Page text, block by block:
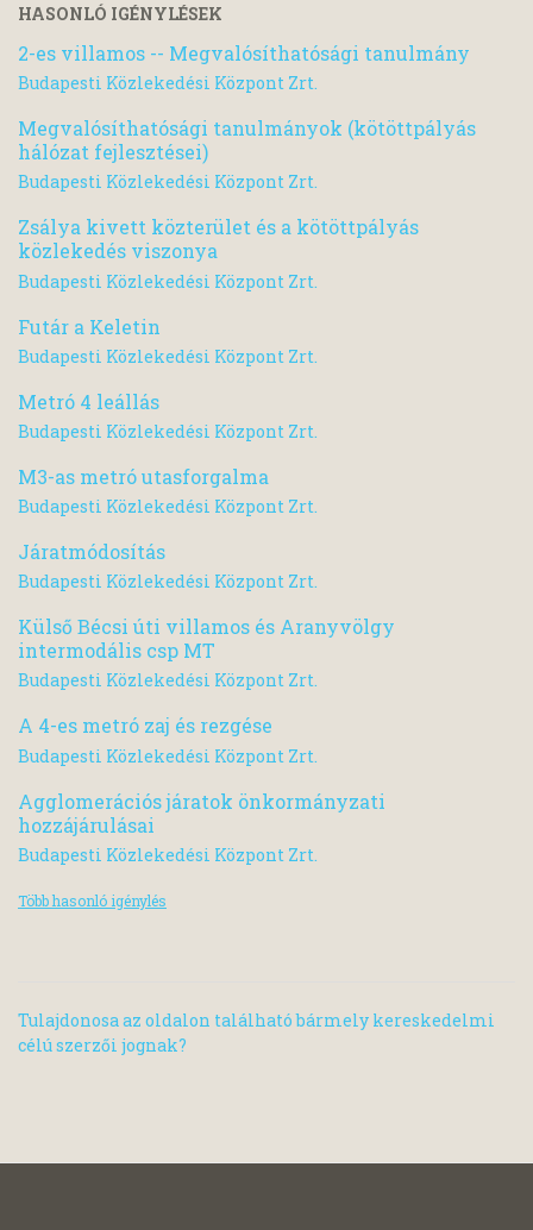
HASONLÓ IGÉNYLÉSEK
2-es villamos -- Megvalósíthatósági tanulmány
Budapesti Közlekedési Központ Zrt.
Megvalósíthatósági tanulmányok (kötöttpályás
hálózat fejlesztései)
Budapesti Közlekedési Központ Zrt.
Zsálya kivett közterület és a kötöttpályás
közlekedés viszonya
Budapesti Közlekedési Központ Zrt.
Futár a Keletin
Budapesti Közlekedési Központ Zrt.
Metró 4 leállás
Budapesti Közlekedési Központ Zrt.
M3-as metró utasforgalma
Budapesti Közlekedési Központ Zrt.
Járatmódosítás
Budapesti Közlekedési Központ Zrt.
Külső Bécsi úti villamos és Aranyvölgy
intermodális csp MT
Budapesti Közlekedési Központ Zrt.
A 4-es metró zaj és rezgése
Budapesti Közlekedési Központ Zrt.
Agglomerációs járatok önkormányzati
hozzájárulásai
Budapesti Közlekedési Központ Zrt.
Több hasonló igénylés
Tulajdonosa az oldalon található bármely kereskedelmi
célú szerzői jognak?